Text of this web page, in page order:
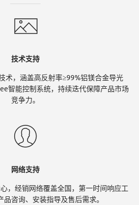
技术支持
术，涵盖高反射率≥99%铝镁合金导光
智能控制系统，持续迭代保障产品市场
竞争力。
网络支持
，经销网络覆盖全国，第一时间响应工
咨询、安装指导及售后需求。